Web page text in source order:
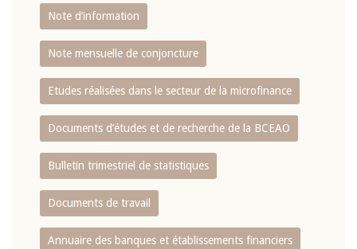
Note d’information
Note mensuelle de conjoncture
Etudes réalisées dans le secteur de la microfinance
Documents d’études et de recherche de la BCEAO
Bulletin trimestriel de statistiques
Documents de travail
Annuaire des banques et établissements financiers